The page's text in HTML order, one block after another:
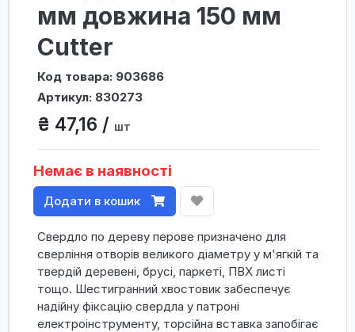
мм довжина 150 мм
Cutter
Код товара: 903686
Артикул: 830273
₴ 47,16 / шт
Немає в наявності
Додати в кошик
Свердло по дереву перове призначено для
сверління отворів великого діаметру у м'ягкій та
твердій деревені, брусі, паркеті, ПВХ листі
тощо. Шестигранний хвостовик забеспечує
надійну фіксацію свердла у патроні
електроінструменту, торсійна вставка запобігає